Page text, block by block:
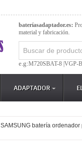
bateríasadaptador.es:
material y fabricación.
e.g:M720SBAT-8 | VGP-
ADAPTADOR
SAMSUNG batería ordenador